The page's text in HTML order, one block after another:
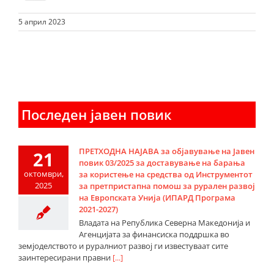
5 април 2023
Последен јавен повик
21
октомври,
2025
ПРЕТХОДНА НАЈАВА за објавување на Јавен
повик 03/2025 за доставување на барања
за користење на средства од Инструментот
за претпристапна помош за рурален развој
на Европската Унија (ИПАРД Програма
2021-2027)
Владата на Република Северна Македонија и
Агенцијата за финансиска поддршка во
земјоделството и руралниот развој ги известуваат сите
заинтересирани правни [...]